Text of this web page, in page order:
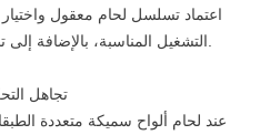
4. تجاهل